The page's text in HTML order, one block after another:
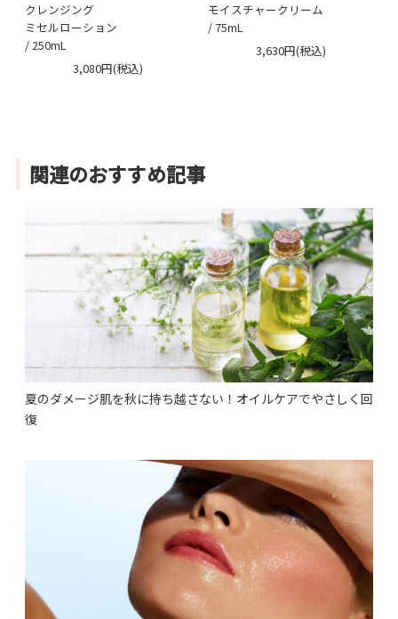
クレンジング
ミセルローション
/ 250mL
3,080円(税込)
モイスチャークリーム
/ 75mL
3,630円(税込)
関連のおすすめ記事
夏のダメージ肌を秋に持ち越さない！オイルケアでやさしく回
復